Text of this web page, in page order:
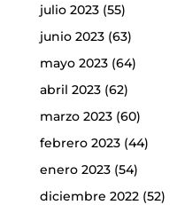
julio 2023(55)
junio 2023(63)
mayo 2023(64)
abril 2023(62)
marzo 2023(60)
febrero 2023(44)
enero 2023(54)
diciembre 2022(52)